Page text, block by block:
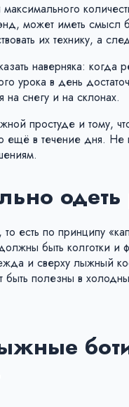
может иметь смысл
их технику, а
наверняка: когда
урока в день
на снегу и на склонах.
простуде и тому,
ещё в течение дня. Не
то есть по принципу
быть колготки
и сверху лыжный
быть полезны в